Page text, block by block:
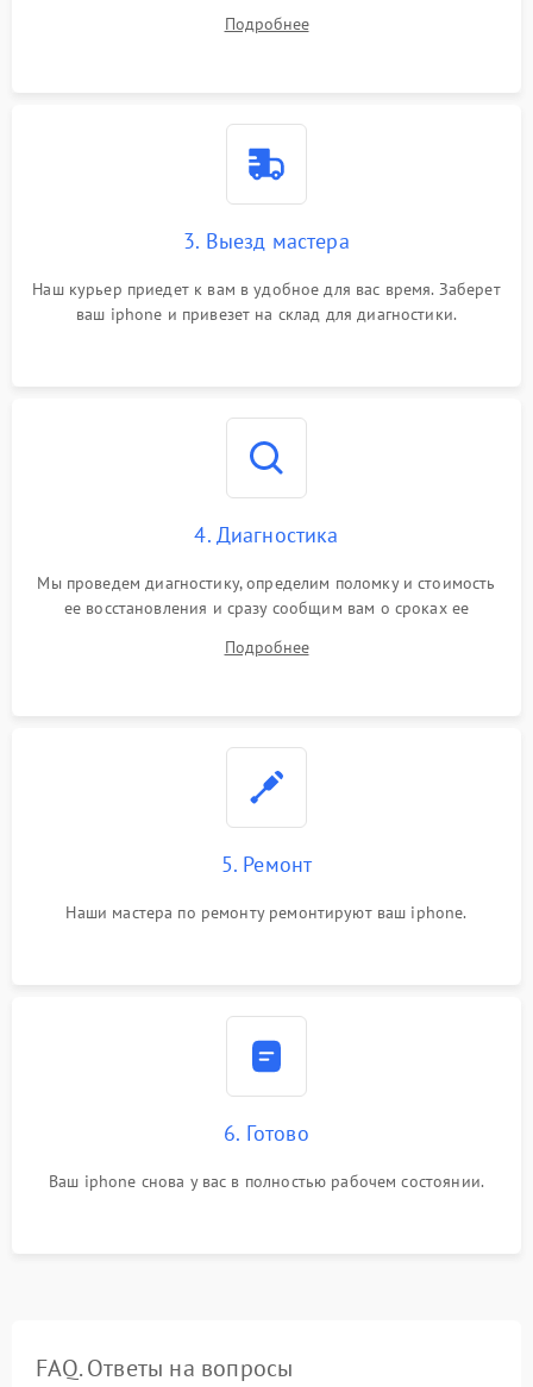
Подробнее
3. Выезд мастера
Наш курьер приедет к вам в удобное для вас время. Заберет
ваш iphone и привезет на склад для диагностики.
4. Диагностика
Мы проведем диагностику, определим поломку и стоимость
ее восстановления и сразу сообщим вам о сроках ее
Подробнее
5. Ремонт
Наши мастера по ремонту ремонтируют ваш iphone.
6. Готово
Ваш iphone снова у вас в полностью рабочем состоянии.
FAQ. Ответы на вопросы